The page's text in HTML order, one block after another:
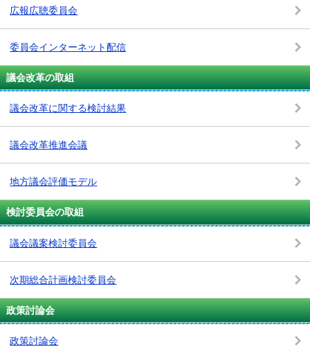
広報広聴委員会
委員会インターネット配信
議会改革の取組
議会改革に関する検討結果
議会改革推進会議
地方議会評価モデル
検討委員会の取組
議会議案検討委員会
次期総合計画検討委員会
政策討論会
政策討論会